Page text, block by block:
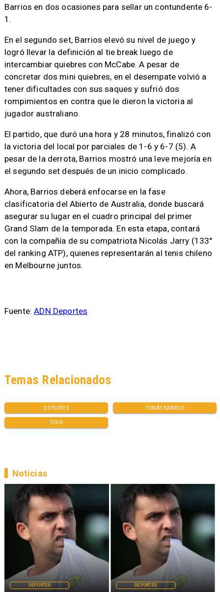
Barrios en dos ocasiones para sellar un contundente 6-
1.
En el segundo set, Barrios elevó su nivel de juego y
logró llevar la definición al tie break luego de
intercambiar quiebres con McCabe. A pesar de
concretar dos mini quiebres, en el desempate volvió a
tener dificultades con sus saques y sufrió dos
rompimientos en contra que le dieron la victoria al
jugador australiano.
El partido, que duró una hora y 28 minutos, finalizó con
la victoria del local por parciales de 1-6 y 6-7 (5). A
pesar de la derrota, Barrios mostró una leve mejoría en
el segundo set después de un inicio complicado.
Ahora, Barrios deberá enfocarse en la fase
clasificatoria del Abierto de Australia, donde buscará
asegurar su lugar en el cuadro principal del primer
Grand Slam de la temporada. En esta etapa, contará
con la compañía de su compatriota Nicolás Jarry (133°
del ranking ATP), quienes representarán al tenis chileno
en Melbourne juntos.
Fuente:ADN Deportes
DEPORTES TOMÁS BARRIOS
TENIS
Temas Relacionados
DEPORTES DEPORTES
Noticias